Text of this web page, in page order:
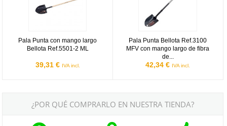
Pala Punta con mango largo
Bellota Ref.5501-2 ML
39,31 € IVA incl.
Pala Punta Bellota Ref.3100
MFV con mango largo de fibra
de...
42,34 € IVA incl.
¿POR QUÉ COMPRARLO EN NUESTRA TIENDA?